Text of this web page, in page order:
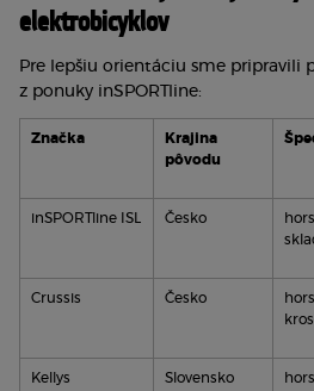
elektrobicyklov
Pre lepšiu orientáciu sme pripravili
z ponuky inSPORTline:
Značka
Krajina
pôvodu
inSPORTline ISL Česko
Crussis Česko
Kellys Slovensko